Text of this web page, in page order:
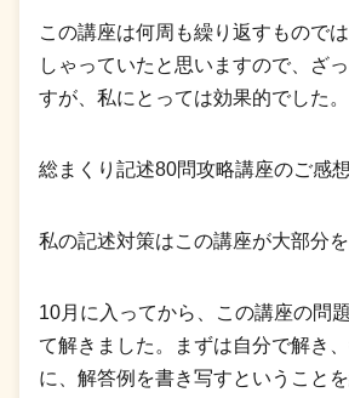
この講座は何周も繰り返すもので
しゃっていたと思いますので、ざ
すが、私にとっては効果的でした。
総まくり記述80問攻略講座のご感
私の記述対策はこの講座が大部分を
10月に入ってから、この講座の問
て解きました。まずは自分で解き
に、解答例を書き写すということ